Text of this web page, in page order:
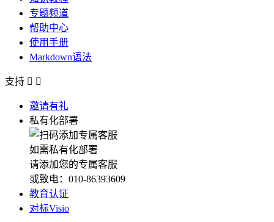
专题频道
帮助中心
使用手册
Markdown语法
支持  
邀请有礼
私有化部署
如需私有化部署
请添加您的专属客服
或致电：010-86393609
教育认证
对标Visio